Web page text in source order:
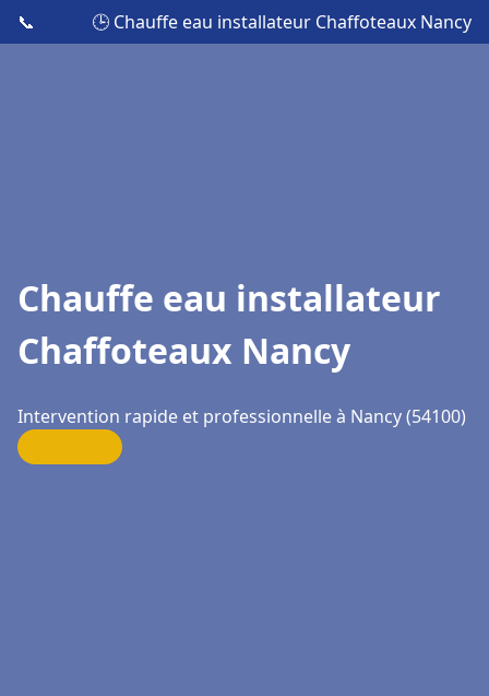
📞 🕒 Chauffe eau installateur Chaffoteaux Nancy
Chauffe eau installateur
Chaffoteaux Nancy
Intervention rapide et professionnelle à Nancy (54100)